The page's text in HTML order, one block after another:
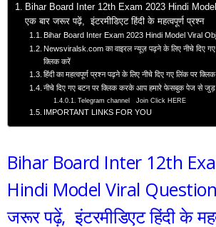
Bihar Board Inter 12th Exam 2023 Hindi
एक बार जरूर पढ़ें, इंटरमीडिएट हिंदी के महत्वपूर्ण प्रश्न
Bihar Board Inter Exam 2023 Hindi Model Viral
Newsviralsk.com का वाइरल न्यूज़ पढ़ने के लिए नीचे दिए
क्लिक करें
हिंदी का महत्वपूर्ण प्रश्न पढ़ने के लिए नीचे दिए गए लिंक पर
नीचे दिए गए बटन पर क्लिक करके आप हमारे फेसबुक पेज से
Telegram channel Join Click HERE
IMPORTANT LINKS FOR YOU
Bihar Board Inter 12th
Hindi Model Viral
जरूर पढ़ें, इंटरमीडिएट हिंदी के